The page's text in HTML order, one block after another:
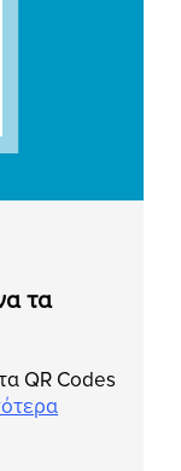
τα
QR Codes